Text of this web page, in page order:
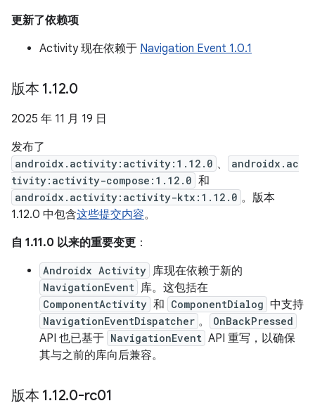
更新了依赖项
Activity 现在依赖于 Navigation Event 1.0.1
版本 1.12.0
2025 年 11 月 19 日
发布了
androidx.activity:activity:1.12.0 、
androidx.ac
tivity:activity-compose:1.12.0 和
androidx.activity:activity-ktx:1.12.0 。版本
1.12.0 中包含这些提交内容。
自 1.11.0 以来的重要变更 ：
Androidx Activity 库现在依赖于新的
NavigationEvent 库。这包括在
ComponentActivity 和 ComponentDialog 中支持
NavigationEventDispatcher 。 OnBackPressed
API 也已基于 NavigationEvent API 重写，以确保
其与之前的库向后兼容。
版本 1.12.0-rc01